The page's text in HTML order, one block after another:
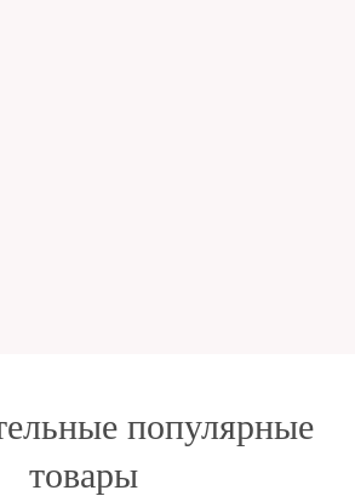
популярные
товары